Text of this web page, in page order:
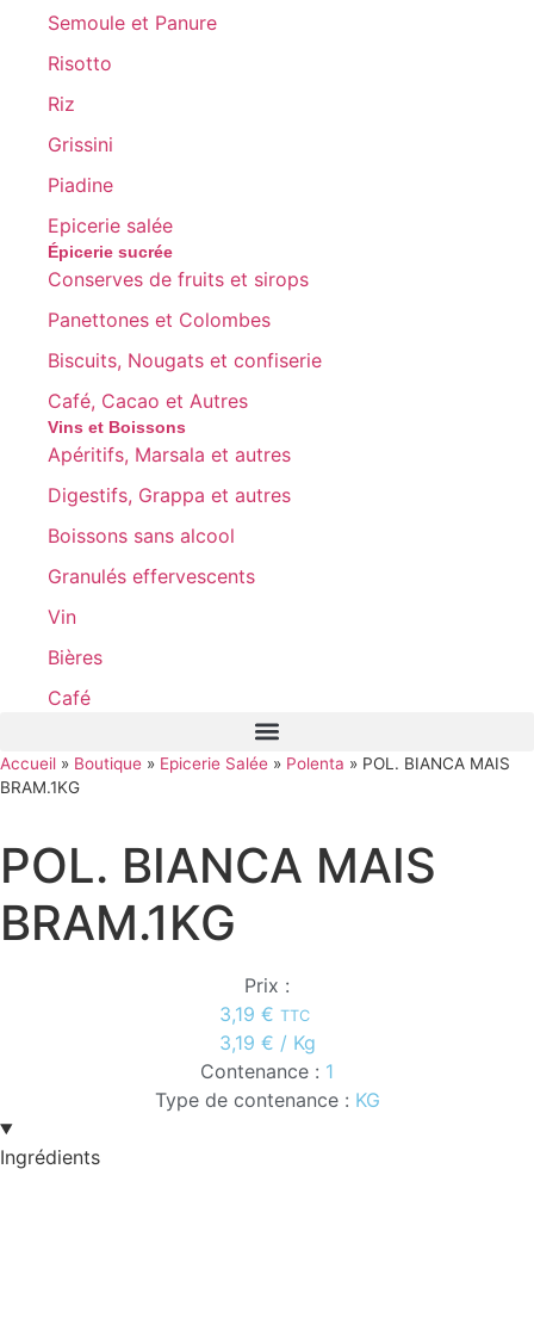
Semoule et Panure
Risotto
Riz
Grissini
Piadine
Epicerie salée
Épicerie sucrée
Conserves de fruits et sirops
Panettones et Colombes
Biscuits, Nougats et confiserie
Café, Cacao et Autres
Vins et Boissons
Apéritifs, Marsala et autres
Digestifs, Grappa et autres
Boissons sans alcool
Granulés effervescents
Vin
Bières
Café
Accueil » Boutique » Epicerie Salée » Polenta » POL. BIANCA MAIS
BRAM.1KG
POL. BIANCA MAIS
BRAM.1KG
Prix :
3,19 € TTC
3,19 € / Kg
Contenance : 1
Type de contenance : KG
Ingrédients